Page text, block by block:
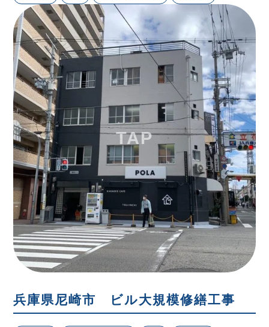
兵庫県尼崎市 ビル大規模修繕工事